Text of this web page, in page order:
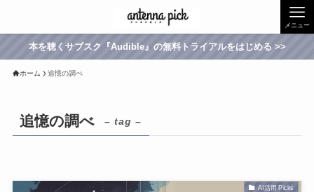
メニュー
本を聴くサブスク『Audible』の無料トライアルをはじめる >>
ホーム 追憶の調べ
追憶の調べ – tag –
AI活用 Picks